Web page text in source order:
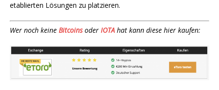
etablierten Lösungen zu platzieren.
Wer noch keine Bitcoinsoder IOTA hat kann diese hier kaufen: